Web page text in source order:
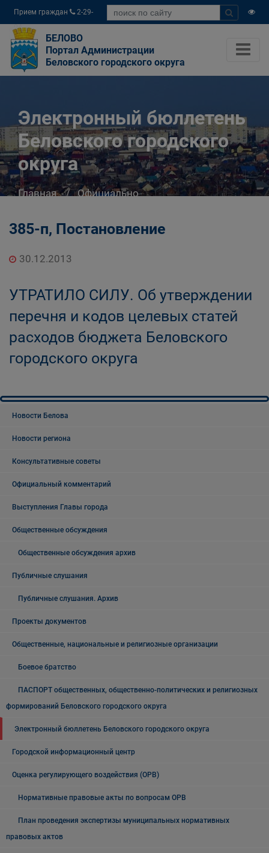
Прием граждан
2-29-
04
БЕЛОВО
Портал Администрации
Беловского городского округа
Электронный бюллетень
Беловского городского
округа
Главная
Официально
городского округа
385-п, Постановление
30.12.2013
УТРАТИЛО СИЛУ. Об утверждении
перечня и кодов целевых статей
расходов бюджета Беловского
городского округа
Новости Белова
Новости региона
Консультативные советы
Официальный комментарий
Выступления Главы города
Общественные обсуждения
Общественные обсуждения архив
Публичные слушания
Публичные слушания. Архив
Проекты документов
Общественные, национальные и религиозные организации
Боевое братство
ПАСПОРТ общественных, общественно-политических и религиозных
формирований Беловского городского округа
Электронный бюллетень Беловского городского округа
Городской информационный центр
Оценка регулирующего воздействия (ОРВ)
Нормативные правовые акты по вопросам ОРВ
План проведения экспертизы муниципальных нормативных
правовых актов